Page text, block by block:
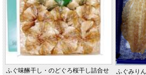
ふぐ味醂干し・のどぐろ桜干し詰合せ
ふぐみり